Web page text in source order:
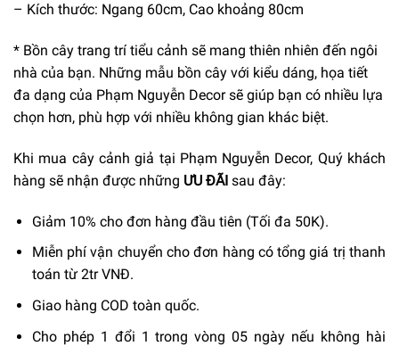
– Kích thước: Ngang 60cm, Cao khoảng 80cm
* Bồn cây trang trí tiểu cảnh sẽ mang thiên nhiên đến ngôi
nhà của bạn. Những mẫu bồn cây với kiểu dáng, họa tiết
đa dạng của Phạm Nguyễn Decor sẽ giúp bạn có nhiều lựa
chọn hơn, phù hợp với nhiều không gian khác biệt.
Khi mua cây cảnh giả tại Phạm Nguyễn Decor, Quý khách
hàng sẽ nhận được những ƯU ĐÃI sau đây:
Giảm 10% cho đơn hàng đầu tiên (Tối đa 50K).
Miễn phí vận chuyển cho đơn hàng có tổng giá trị thanh
toán từ 2tr VNĐ.
Giao hàng COD toàn quốc.
Cho phép 1 đổi 1 trong vòng 05 ngày nếu không hài